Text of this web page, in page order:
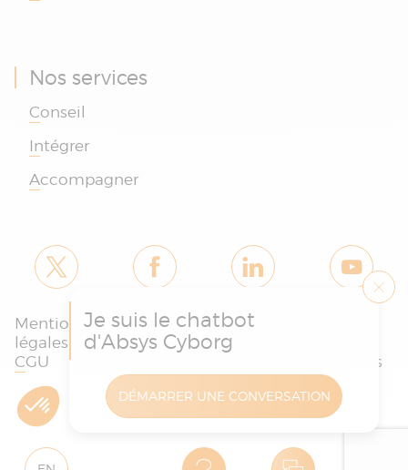
Nos services
Conseil
Intégrer
Accompagner
Copyright © Absys Cyborg - Tous droits réservés
Mentions
légales et
CGU
Politique des
cookies et de
des données
Je suis le chatbot
d'Absys Cyborg
DÉMARRER UNE CONVERSATION